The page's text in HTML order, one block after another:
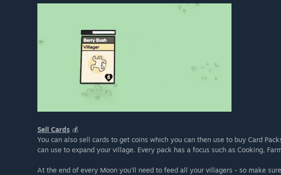
Sell Cards 💰
You can also sell cards to get coins which you can then use to buy Card
can use to expand your village. Every pack has a focus such as Cooking,
At the end of every Moon you'll need to feed all your villagers - so make